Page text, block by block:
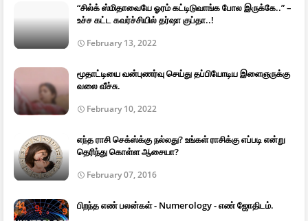
“சில்க் ஸ்மிதாவையே ஓரம் கட்டிடுவாங்க போல இருக்கே..” –
உச்ச கட்ட கவர்ச்சியில் தர்ஷா குப்தா..!
February 13, 2022
மூதாட்டியை வன்புணர்வு செய்து தப்பியோடிய இளைஞருக்கு
வலை வீச்சு.
February 10, 2022
எந்த ராசி செக்ஸ்க்கு நல்லது? உங்கள் ராசிக்கு எப்படி என்று
தெரிந்து கொள்ள ஆசையா?
February 07, 2016
பிறந்த எண் பலன்கள் - Numerology - எண் ஜோதிடம்.